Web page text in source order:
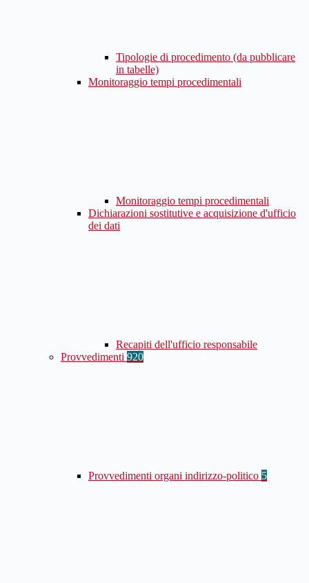
Tipologie di procedimento (da pubblicare
in tabelle)
Monitoraggio tempi procedimentali
Monitoraggio tempi procedimentali
Dichiarazioni sostitutive e acquisizione d'ufficio
dei dati
Recapiti dell'ufficio responsabile
Provvedimenti 920
Provvedimenti organi indirizzo-politico 5